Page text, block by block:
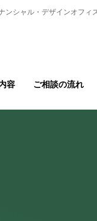
ンシャル・デザインオフィ
容 ご相談の流れ